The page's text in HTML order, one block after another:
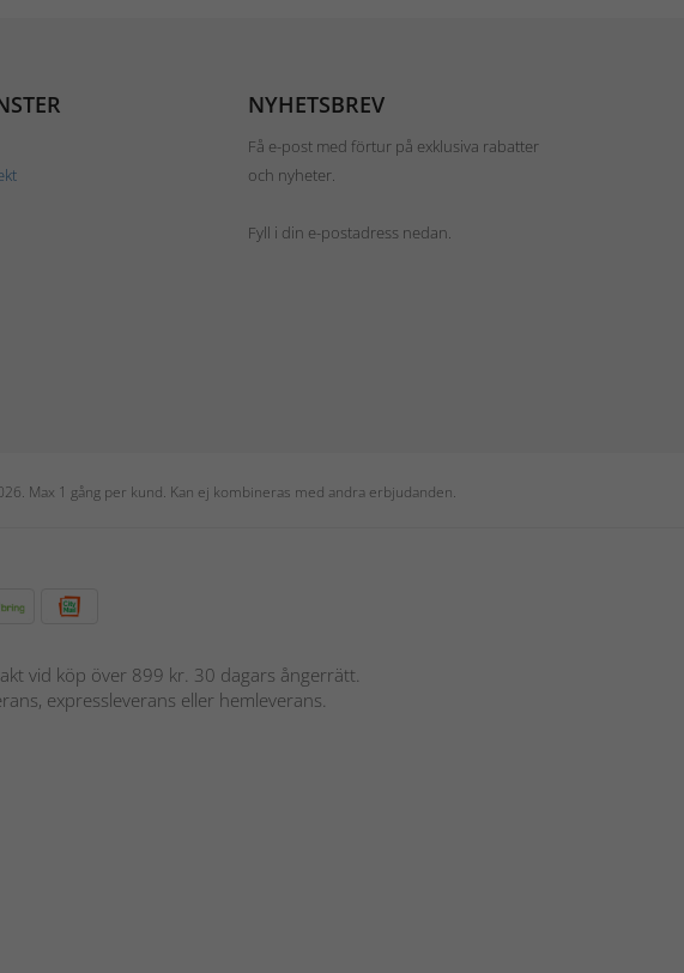
NYHETSBREV
Få e-post med förtur på exklusiva rabatter
och nyheter.
Fyll i din e-postadress nedan.
Max 1 gång per kund. Kan ej kombineras med andra erbjudanden.
vid köp över 899 kr. 30 dagars ångerrätt.
expressleverans eller hemleverans.